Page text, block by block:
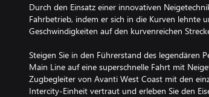
Durch den Einsatz einer innovativen
Fahrbetrieb, indem er sich in die Kurven lehnte
Geschwindigkeiten auf den kurvenreichen
Steigen Sie in den Führerstand des legendären
Main Line auf eine superschnelle Fahrt mit
Zugbegleiter von Avanti West Coast mit den
Intercity-Einheit vertraut und erleben Sie den